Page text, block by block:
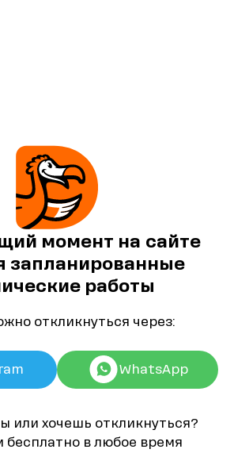
момент на сайте
запланированные
работы
откликнуться через:
WhatsApp
или хочешь откликнуться?
бесплатно в любое время